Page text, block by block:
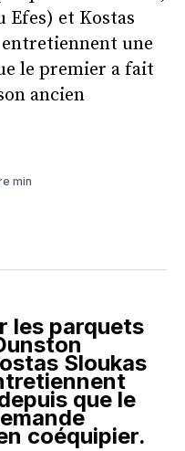
Efes) et Kostas
entretiennent une
le premier a fait
ancien
min
les parquets
Sloukas
que le
coéquipier.